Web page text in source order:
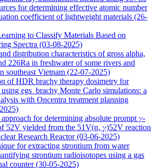
for determining effective atomic number
coefficient of lightweight materials (26-
to Classify Materials Based on
Spectra (03-08-2025)
distribution characteristics of gross alpha,
226Ra in freshwater of some rivers and
southeast Vietnam (22-07-2025)
of HDR brachy therapy dosimetry for
egs_brachy Monte Carlo simulations: a
with Oncentra treatment planning
for determining absolute prompt 𝛾-
52V yielded from the 51V(n, 𝛾)52V reaction
Research Reactor(03-06-2025)
for extracting strontium from water
strontium radioisotopes using a gas
counter(30-05-2025)